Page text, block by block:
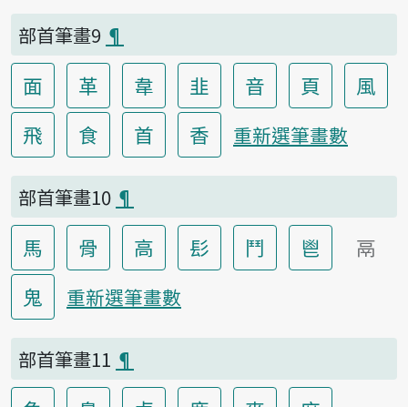
部首筆畫9 ¶
面 革 韋 韭 音 頁
風
飛
食 首 香 重新選筆畫數
部首筆畫10 ¶
馬 骨 高 髟 鬥 鬯
鬲
鬼
重新選筆畫數
部首筆畫11 ¶